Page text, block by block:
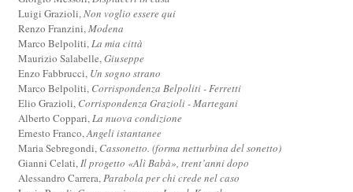
Luigi Grazioli,Non voglio essere qui
Renzo Franzini,Modena
Marco Belpoliti,La mia città
Maurizio Salabelle,Giuseppe
Enzo Fabbrucci, Un sogno strano
Marco Belpoliti, Corrispondenza Belpoliti - Ferretti
Elio Grazioli, Corrispondenza Grazioli - Martegani
Alberto Coppari,La nuova condizione
Ernesto Franco,Angeli istantanee
Maria Sebregondi, Cassonetto. (forma netturbina del sonetto)
Gianni Celati,Il progetto «Alì Babà», trent’anni dopo
Alessandro Carrera,Parabola per chi crede nel caso